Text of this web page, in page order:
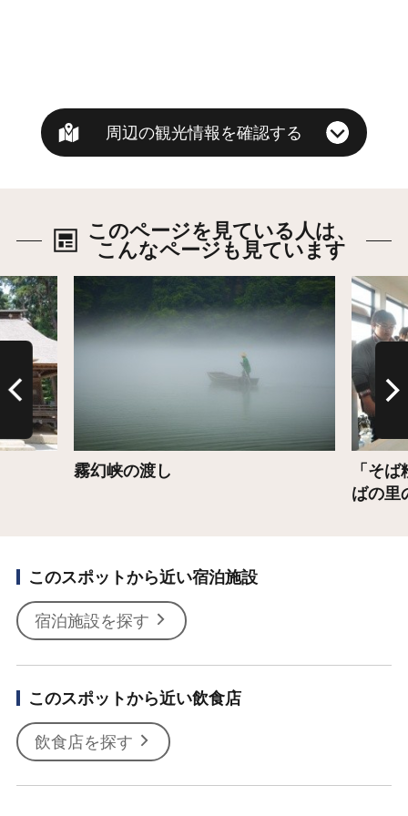
周辺の観光情報を確認する
このページを見ている人は、
こんなページも見ています
霧幻峡の渡し
詳細はこちら
「そ
ばの里
詳細は
このスポットから近い宿泊施設
宿泊施設を探す
このスポットから近い飲食店
飲食店を探す